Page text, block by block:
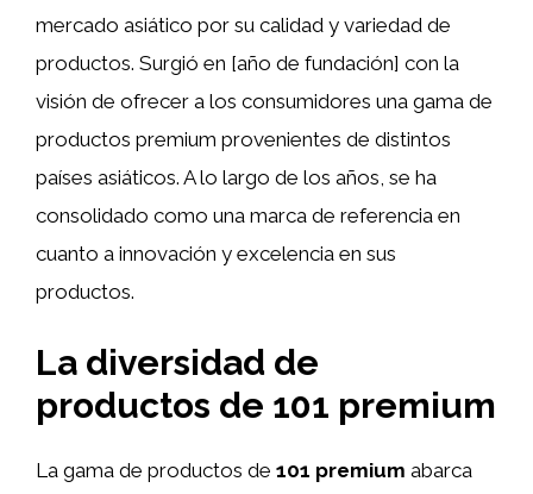
mercado asiático por su calidad y variedad de
productos. Surgió en [año de fundación] con la
visión de ofrecer a los consumidores una gama de
productos premium provenientes de distintos
países asiáticos. A lo largo de los años, se ha
consolidado como una marca de referencia en
cuanto a innovación y excelencia en sus
productos.
La diversidad de
productos de 101 premium
La gama de productos de 101 premium abarca